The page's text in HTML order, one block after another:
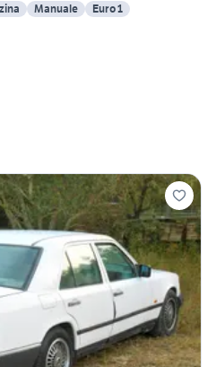
Manuale Euro 1